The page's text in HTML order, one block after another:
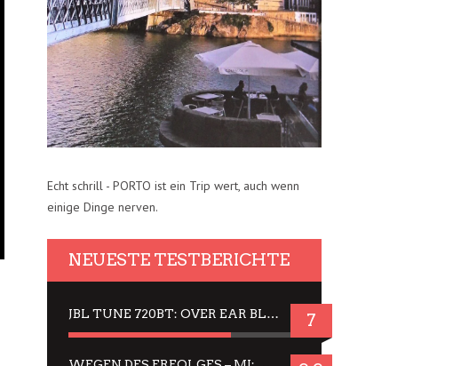
Echt schrill - PORTO ist ein Trip wert, auch wenn
einige Dinge nerven.
NEUESTE TESTBERICHTE
JBL TUNE 720BT: OVER EAR BLUETOOTH KOPFHÖRER UM DIE 50,-€ IM DAUER-TEST 7